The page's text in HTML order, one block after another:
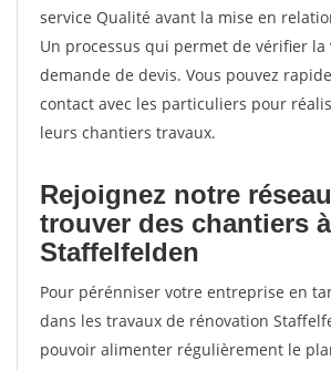
service Qualité avant la mise en
Un processus qui permet de vérifier la
demande de devis. Vous pouvez
contact avec les particuliers pour
leurs chantiers travaux.
Rejoignez notre
trouver des chantiers à
Staffelfelden
Pour pérénniser votre entreprise en
dans les travaux de rénovation
pouvoir alimenter régulièrement le